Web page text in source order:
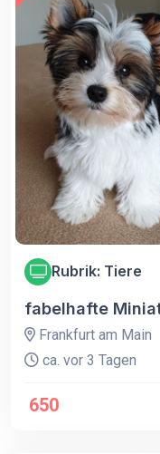
Rubrik: Tiere
fabelhafte
Frankfurt am Main
ca. vor 3 Tagen
650